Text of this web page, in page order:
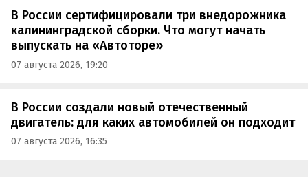
В России сертифицировали три внедорожника
калининградской сборки. Что могут начать
выпускать на «Автоторе»
07 августа 2026, 19:20
В России создали новый отечественный
двигатель: для каких автомобилей он подходит
07 августа 2026, 16:35